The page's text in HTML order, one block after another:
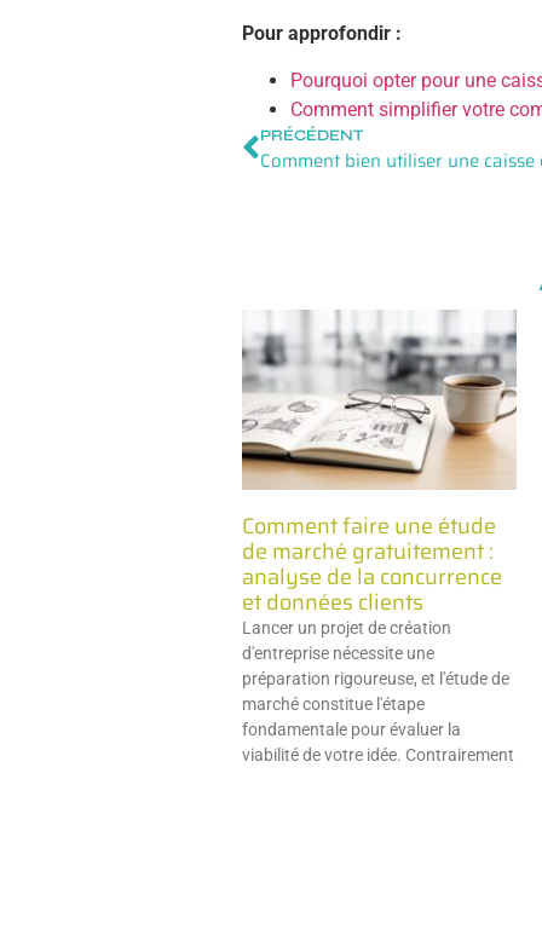
Pour approfondir :
Pourquoi opter pour une
Comment simplifier votre
PRÉCÉDENT
Comment bien utiliser une
Comment faire une étude
de marché gratuitement :
analyse de la concurrence
et données clients
Lancer un projet de création
d'entreprise nécessite une
préparation rigoureuse, et l'étude de
marché constitue l'étape
fondamentale pour évaluer la
viabilité de votre idée. Contrairement